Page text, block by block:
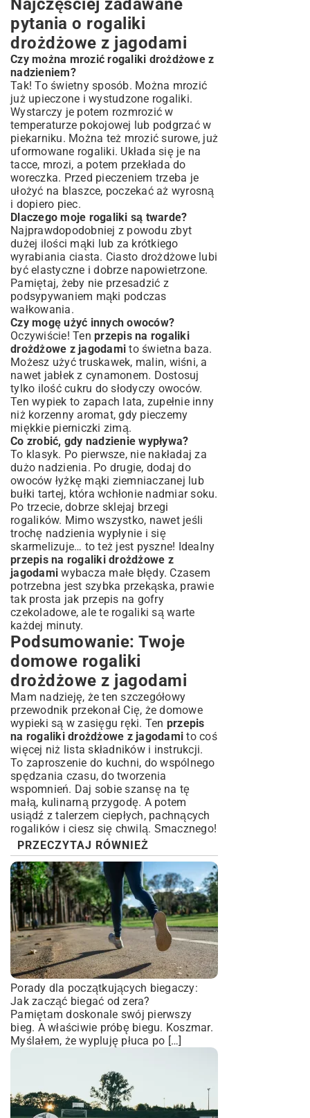
Najczęściej zadawane
pytania o rogaliki
drożdżowe z jagodami
Czy można mrozić rogaliki drożdżowe z
nadzieniem?
Tak! To świetny sposób. Można mrozić
już upieczone i wystudzone rogaliki.
Wystarczy je potem rozmrozić w
temperaturze pokojowej lub podgrzać w
piekarniku. Można też mrozić surowe, już
uformowane rogaliki. Układa się je na
tacce, mrozi, a potem przekłada do
woreczka. Przed pieczeniem trzeba je
ułożyć na blaszce, poczekać aż wyrosną
i dopiero piec.
Dlaczego moje rogaliki są twarde?
Najprawdopodobniej z powodu zbyt
dużej ilości mąki lub za krótkiego
wyrabiania ciasta. Ciasto drożdżowe lubi
być elastyczne i dobrze napowietrzone.
Pamiętaj, żeby nie przesadzić z
podsypywaniem mąki podczas
wałkowania.
Czy mogę użyć innych owoców?
Oczywiście! Ten przepis na rogaliki
drożdżowe z jagodami to świetna baza.
Możesz użyć truskawek, malin, wiśni, a
nawet jabłek z cynamonem. Dostosuj
tylko ilość cukru do słodyczy owoców.
Ten wypiek to zapach lata, zupełnie inny
niż korzenny aromat, gdy pieczemy
miękkie pierniczki zimą.
Co zrobić, gdy nadzienie wypływa?
To klasyk. Po pierwsze, nie nakładaj za
dużo nadzienia. Po drugie, dodaj do
owoców łyżkę mąki ziemniaczanej lub
bułki tartej, która wchłonie nadmiar soku.
Po trzecie, dobrze sklejaj brzegi
rogalików. Mimo wszystko, nawet jeśli
trochę nadzienia wypłynie i się
skarmelizuje… to też jest pyszne! Idealny
przepis na rogaliki drożdżowe z
jagodami wybacza małe błędy. Czasem
potrzebna jest szybka przekąska, prawie
tak prosta jak przepis na gofry
czekoladowe, ale te rogaliki są warte
każdej minuty.
Podsumowanie: Twoje
domowe rogaliki
drożdżowe z jagodami
Mam nadzieję, że ten szczegółowy
przewodnik przekonał Cię, że domowe
wypieki są w zasięgu ręki. Ten przepis
na rogaliki drożdżowe z jagodami to coś
więcej niż lista składników i instrukcji.
To zaproszenie do kuchni, do wspólnego
spędzania czasu, do tworzenia
wspomnień. Daj sobie szansę na tę
małą, kulinarną przygodę. A potem
usiądź z talerzem ciepłych, pachnących
rogalików i ciesz się chwilą. Smacznego!
PRZECZYTAJ RÓWNIEŻ
Porady dla początkujących biegaczy:
Jak zacząć biegać od zera?
Pamiętam doskonale swój pierwszy
bieg. A właściwie próbę biegu. Koszmar.
Myślałem, że wypluję płuca po […]